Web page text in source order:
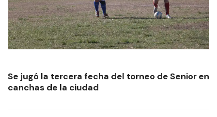
Se jugó la tercera fecha del torneo de Senior en
canchas de la ciudad